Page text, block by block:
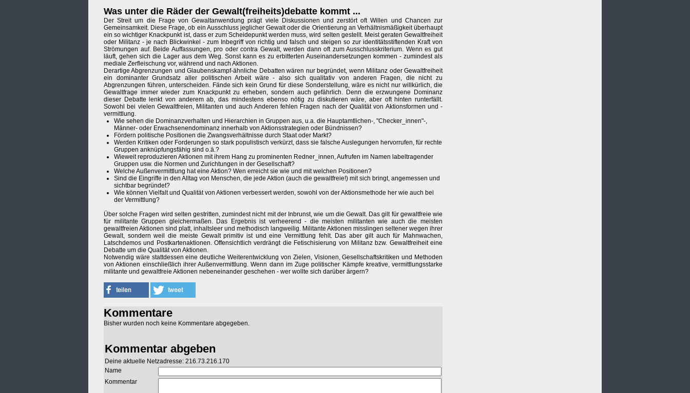
Was unter die Räder der Gewalt(freiheits)debatte kommt ...
Der Streit um die Frage von Gewaltanwendung prägt viele Diskussionen und zerstört oft Willen und Chancen zur
Gemeinsamkeit. Diese Frage, ob ein Ausschluss jeglicher Gewalt oder die Orientierung an Verhältnismäßigkeit überhaupt
ein so wichtiger Knackpunkt ist, dass er zum Scheidepunkt werden muss, wird selten gestellt. Meist geraten Gewaltfreiheit
oder Militanz - je nach Blickwinkel - zum Inbegriff von richtig und falsch und steigen so zur identitätsstiftenden Kraft von
Strömungen auf. Beide Auffassungen, pro oder contra Gewalt, werden dann oft zum Ausschlusskriterium. Wenn es gut
läuft, gehen sich die Lager aus dem Weg. Sonst kann es zu erbitterten Auseinandersetzungen kommen - zumindest als
mediale Zerfleischung vor, während und nach Aktionen.
Derartige Abgrenzungen und Glaubenskampf-ähnliche Debatten wären nur begründet, wenn Militanz oder Gewaltfreiheit
ein dominanter Grundsatz aller politischen Arbeit wäre - also sich qualitativ von anderen Fragen, die nicht zu
Abgrenzungen führen, unterscheiden. Fände sich kein Grund für diese Sonderstellung, wäre es nicht nur willkürlich, die
Gewaltfrage immer wieder zum Knackpunkt zu erheben, sondern auch gefährlich. Denn die erzwungene Dominanz
dieser Debatte lenkt von anderem ab, das mindestens ebenso nötig zu diskutieren wäre, aber oft hinten runterfällt.
Sowohl bei vielen Gewaltfreien, Militanten und auch Anderen fehlen Fragen nach der Qualität von Aktionsformen und -
vermittlung.
Wie sehen die Dominanzverhalten und Hierarchien in Gruppen aus, u.a. die Hauptamtlichen-, "Checker_innen"-,
Männer- oder Erwachsenendominanz innerhalb von Aktionsstrategien oder Bündnissen?
Fördern politische Positionen die Zwangsverhältnisse durch Staat oder Markt?
Werden Kritiken oder Forderungen so stark populistisch verkürzt, dass sie falsche Auslegungen hervorrufen, für rechte
Gruppen anknüpfungsfähig sind o.ä.?
Wieweit reproduzieren Aktionen mit ihrem Hang zu prominenten Redner_innen, Aufrufen im Namen labeltragender
Gruppen usw. die Normen und Zurichtungen in der Gesellschaft?
Welche Außenvermittlung hat eine Aktion? Wen erreicht sie wie und mit welchen Positionen?
Sind die Eingriffe in den Alltag von Menschen, die jede Aktion (auch die gewaltfreie!) mit sich bringt, angemessen und
sichtbar begründet?
Wie können Vielfalt und Qualität von Aktionen verbessert werden, sowohl von der Aktionsmethode her wie auch bei
der Vermittlung?
Über solche Fragen wird selten gestritten, zumindest nicht mit der Inbrunst, wie um die Gewalt. Das gilt für gewaltfreie wie
für militante Gruppen gleichermaßen. Das Ergebnis ist verheerend - die meisten militanten wie auch die meisten
gewaltfreien Aktionen sind platt, inhaltsleer und methodisch langweilig. Militante Aktionen misslingen seltener wegen ihrer
Gewalt, sondern weil die meiste Gewalt primitiv ist und eine Vermittlung fehlt. Das aber gilt auch für Mahnwachen,
Latschdemos und Postkartenaktionen. Offensichtlich verdrängt die Fetischisierung von Militanz bzw. Gewaltfreiheit eine
Debatte um die Qualität von Aktionen.
Notwendig wäre stattdessen eine deutliche Weiterentwicklung von Zielen, Visionen, Gesellschaftskritiken und Methoden
von Aktionen einschließlich ihrer Außenvermittlung. Wenn dann im Zuge politischer Kämpfe kreative, vermittlungsstarke
militante und gewaltfreie Aktionen nebeneinander geschehen - wer wollte sich darüber ärgern?
Kommentare
Bisher wurden noch keine Kommentare abgegeben.
Kommentar abgeben
Deine aktuelle Netzadresse: 216.73.216.170
Name
Kommentar